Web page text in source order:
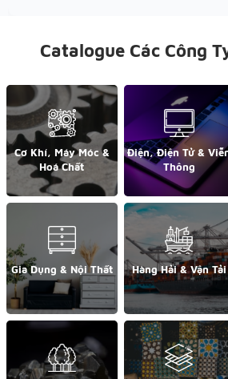
Catalogue Các Công
Cơ Khí, Máy Móc &
Hoá Chất
Điện, Điện Tử &
Thông
Gia Dụng & Nội Thất Hàng Hải & Vận Tải